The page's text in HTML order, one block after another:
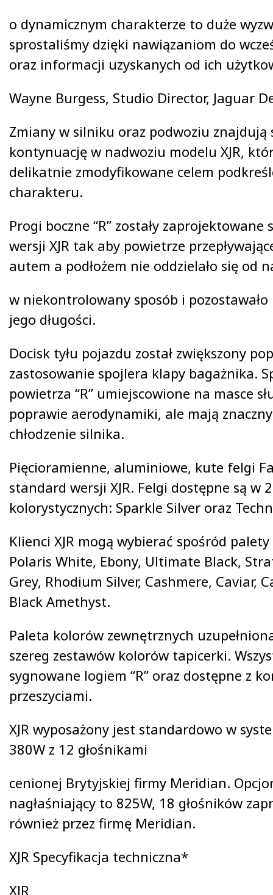
o dynamicznym charakterze to duże
sprostaliśmy dzięki nawiązaniom do
oraz informacji uzyskanych od ich
Wayne Burgess, Studio Director, Jaguar
Zmiany w silniku oraz podwoziu znajdują
kontynuację w nadwoziu modelu XJR,
delikatnie zmodyfikowane celem
charakteru.
Progi boczne “R” zostały zaprojektowane
wersji XJR tak aby powietrze
autem a podłożem nie oddzielało się od
w niekontrolowany sposób i pozostawało
jego długości.
Docisk tyłu pojazdu został zwiększony
zastosowanie spojlera klapy bagażnika.
powietrza “R” umiejscowione na masce
poprawie aerodynamiki, ale mają
chłodzenie silnika.
Pięcioramienne, aluminiowe, kute felgi
standard wersji XJR. Felgi dostępne są w
kolorystycznych: Sparkle Silver oraz
Klienci XJR mogą wybierać spośród
Polaris White, Ebony, Ultimate Black,
Grey, Rhodium Silver, Cashmere, Caviar,
Black Amethyst.
Paleta kolorów zewnętrznych
szereg zestawów kolorów tapicerki.
sygnowane logiem “R” oraz dostępne z
przeszyciami.
XJR wyposażony jest standardowo w
380W z 12 głośnikami
cenionej Brytyjskiej firmy Meridian.
nagłaśniający to 825W, 18 głośników
również przez firmę Meridian.
XJR Specyfikacja techniczna*
XJR